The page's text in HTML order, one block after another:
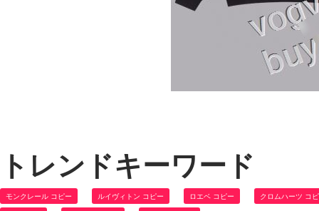
トレンドキーワード
モンクレール コピー ルイヴィトン コピー ロエベ コピー クロムハーツ コ